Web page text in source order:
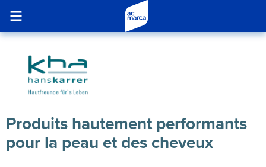
Produits hautement performants
pour la peau et des cheveux